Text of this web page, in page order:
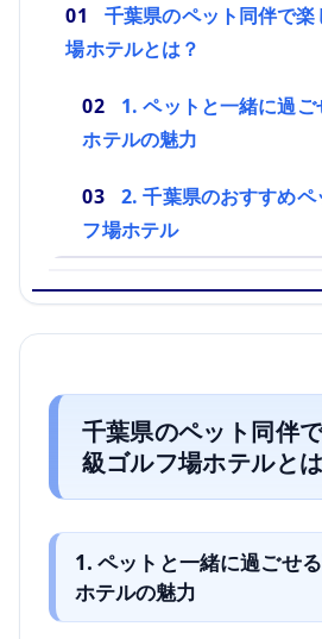
千葉県のペット同伴で
場ホテルとは？
1. ペットと一緒に過
ホテルの魅力
2. 千葉県のおすすめ
フ場ホテル
千葉県のペット同伴
級ゴルフ場ホテルと
1. ペットと一緒に過ごせ
ホテルの魅力